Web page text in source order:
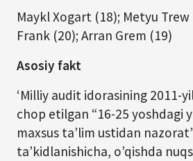
Maykl Xogart (18); Metyu
Frank (20); Arran Grem (19)
Asosiy fakt
‘Milliy audit idorasining 2011-
chop etilgan “16-25 yoshdagi
maxsus ta’lim ustidan
ta’kidlanishicha, o’qishda